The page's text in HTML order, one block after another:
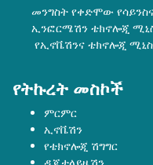
መንግስት የቀድሞው
ኢንፎርሜሽን ቴክኖሎጂ
የኢኖቬሽንና ቴክኖሎጂ
የትኩረት መስኮች
ምርምር
ኢኖቬሽን
የቴክኖሎጂ ሽግግር